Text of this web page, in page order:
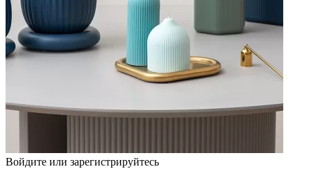
Войдите или зарегистрируйтесь